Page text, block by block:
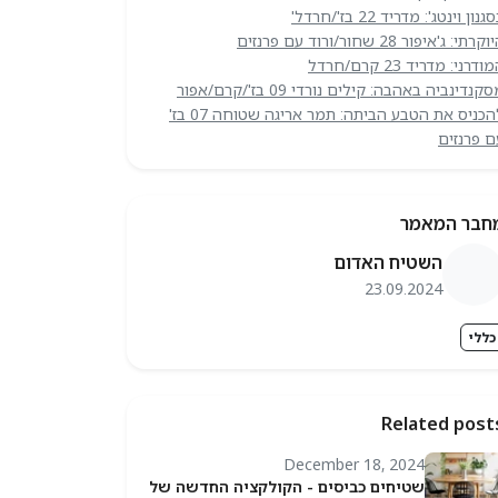
וינטג': מדריד 22 בז'/חרדל'
ג'איפור 28 שחור/ורוד עם פרנזים
מדריד 23 קרם/חרדל
באהבה: קילים נורדי 09 בז'/קרם/אפור
להכניס את הטבע הביתה: תמר אריגה שטוחה 07 בז'
פרנזים
המאמר
השטיח האדום
23.09.2024
כללי
Related
December 18, 2024
שטיחים כביסים - הקולקציה החדשה של